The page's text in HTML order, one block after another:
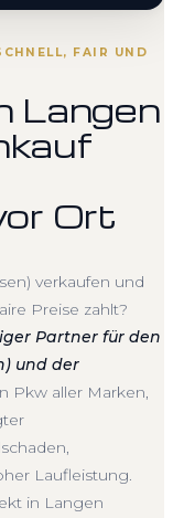
FAIR UND
Langen
Ort
verkaufen und
Preise zahlt?
Partner für den
und der
Pkw aller Marken,
Laufleistung.
in Langen